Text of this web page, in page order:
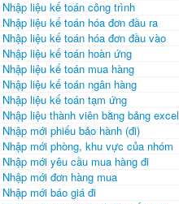
Nhập liệu kế toán công trình
Nhập liệu kế toán hóa đơn đầu ra
Nhập liệu kế toán hóa đơn đầu vào
Nhập liệu kế toán hoàn ứng
Nhập liệu kế toán mua hàng
Nhập liệu kế toán ngân hàng
Nhập liệu kế toán tạm ứng
Nhập liệu thành viên bằng bảng excel
Nhập mới phiếu bảo hành (đi)
Nhập mới phòng, khu vực của nhóm
Nhập mới yêu cầu mua hàng đi
Nhập mới đơn hàng mua
Nhập mới báo giá đi